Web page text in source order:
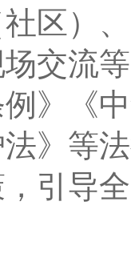
区）
交流
例》《
》等
引导